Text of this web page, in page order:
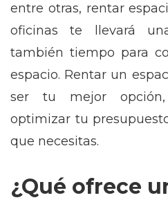
entre otras, rentar
oficinas te llevará
también tiempo para
espacio. Rentar un
ser tu mejor
optimizar tu
que necesitas.
¿Qué ofrece